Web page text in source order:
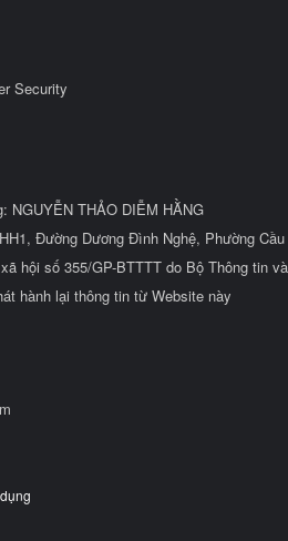
Security
NGUYỄN THẢO DIỄM HẰNG
Đường Dương Đình Nghệ, Phường
hội số 355/GP-BTTTT do Bộ Thông tin
hành lại thông tin từ Website này